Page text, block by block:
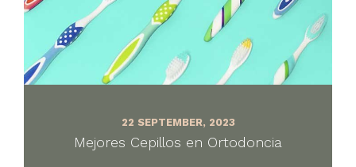
22 SEPTEMBER, 2023
Mejores Cepillos en Ortodoncia